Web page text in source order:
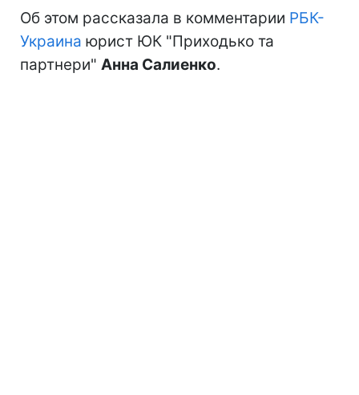
Об этом рассказала в комментарии РБК-
Украина юрист ЮК "Приходько та
партнери" Анна Салиенко.